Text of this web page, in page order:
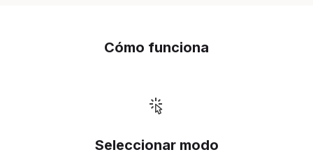
Cómo funciona
Seleccionar modo